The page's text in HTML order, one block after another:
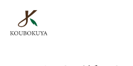
KOUBOKUYAの家づくり